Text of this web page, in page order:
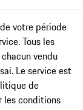
votre période
Tous les
vendu
Le service est
de
les conditions